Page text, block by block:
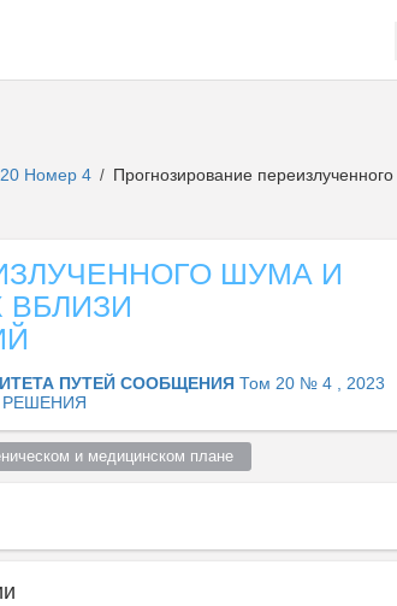
Номер 4 / Прогнозирование
ШУМА И
ПУТЕЙ СООБЩЕНИЯ Том 20 № 4 , 2023
РЕШЕНИЯ
и медицинском плане